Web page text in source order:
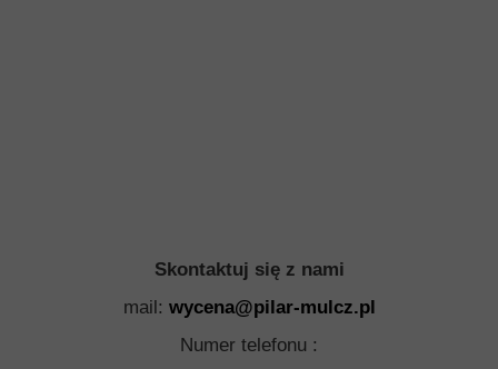
Skontaktuj się z nami
mail: wycena@pilar-mulcz.pl
Numer telefonu :